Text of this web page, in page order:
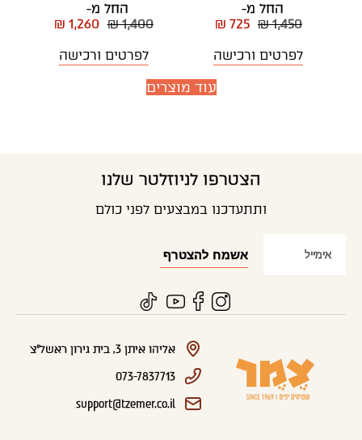
החל מ-
₪ 1,450
₪ 725
לפרטים ורכישה
החל מ-
₪ 1,400
₪ 1,260
לפרטים ורכישה
עוד מוצרים
הצטרפו לניוזלטר שלנו
ותתעדכנו במבצעים לפני כולם
אליהו איתן 3, בית גירון ראשל"צ
073-7837713
support@tzemer.co.il